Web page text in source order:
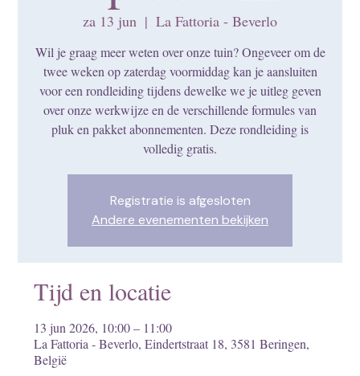
za 13 jun
  |
La Fattoria - Beverlo
Wil je graag meer weten over onze tuin? Ongeveer om de
twee weken op zaterdag voormiddag kan je aansluiten
voor een rondleiding tijdens dewelke we je uitleg geven
over onze werkwijze en de verschillende formules van
pluk en pakket abonnementen. Deze rondleiding is
volledig gratis.
Registratie is afgesloten
Andere evenementen bekijken
Tijd en locatie
13 jun 2026, 10:00 – 11:00
La Fattoria - Beverlo, Eindertstraat 18, 3581 Beringen,
België